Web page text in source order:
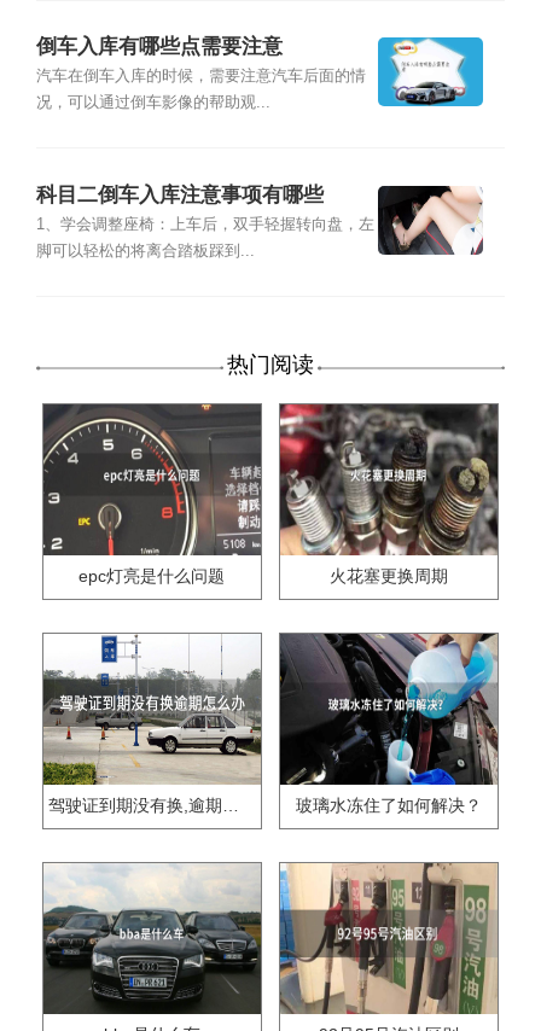
倒车入库有哪些点需要注意
汽车在倒车入库的时候，需要注意汽车后面的情
况，可以通过倒车影像的帮助观...
科目二倒车入库注意事项有哪些
1、学会调整座椅：上车后，双手轻握转向盘，左
脚可以轻松的将离合踏板踩到...
热门阅读
epc灯亮是什么问题 火花塞更换周期
驾驶证到期没有换,逾期怎么办?? 玻璃水冻住了如何解决？